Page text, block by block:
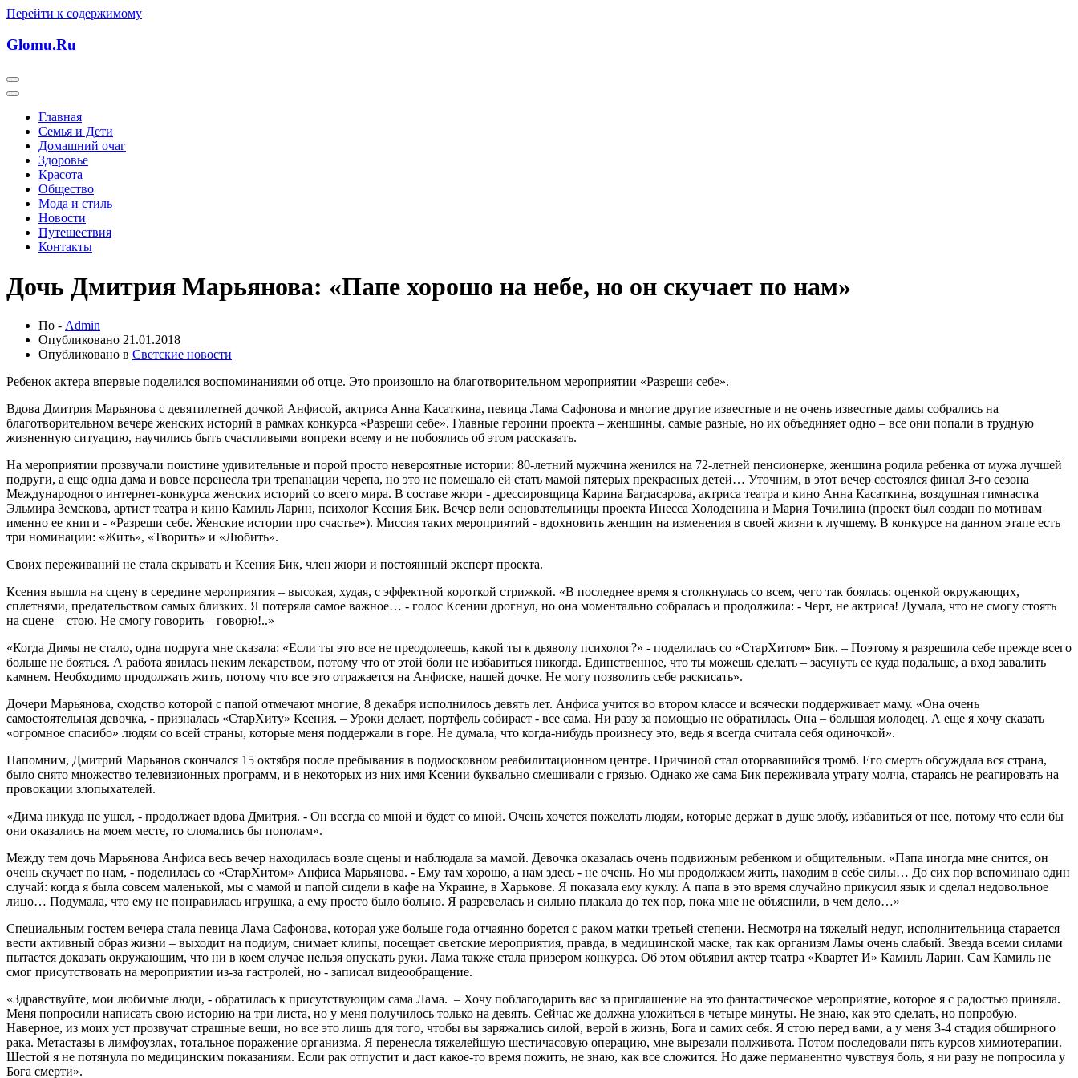
Перейти к содержимому
Glomu.Ru
Главная
Семья и Дети
Домашний очаг
Здоровье
Красота
Общество
Мода и стиль
Новости
Путешествия
Контакты
Дочь Дмитрия Марьянова: «Папе хорошо на небе, но он скучает по нам»
По - Admin
Опубликовано 21.01.2018
Опубликовано в Светские новости
Ребенок актера впервые поделился воспоминаниями об отце. Это произошло на благотворительном мероприятии «Разреши себе».
Вдова Дмитрия Марьянова с девятилетней дочкой Анфисой, актриса Анна Касаткина, певица Лама Сафонова и многие другие известные и не очень известные дамы собрались на
благотворительном вечере женских историй в рамках конкурса «Разреши себе». Главные героини проекта – женщины, самые разные, но их объединяет одно – все они попали в трудную
жизненную ситуацию, научились быть счастливыми вопреки всему и не побоялись об этом рассказать.
На мероприятии прозвучали поистине удивительные и порой просто невероятные истории: 80-летний мужчина женился на 72-летней пенсионерке, женщина родила ребенка от мужа лучшей
подруги, а еще одна дама и вовсе перенесла три трепанации черепа, но это не помешало ей стать мамой пятерых прекрасных детей… Уточним, в этот вечер состоялся финал 3-го сезона
Международного интернет-конкурса женских историй со всего мира. В составе жюри - дрессировщица Карина Багдасарова, актриса театра и кино Анна Касаткина, воздушная гимнастка
Эльмира Земскова, артист театра и кино Камиль Ларин, психолог Ксения Бик. Вечер вели основательницы проекта Инесса Холоденина и Мария Точилина (проект был создан по мотивам
именно ее книги - «Разреши себе. Женские истории про счастье»). Миссия таких мероприятий - вдохновить женщин на изменения в своей жизни к лучшему. В конкурсе на данном этапе есть
три номинации: «Жить», «Творить» и «Любить».
Своих переживаний не стала скрывать и Ксения Бик, член жюри и постоянный эксперт проекта.
Ксения вышла на сцену в середине мероприятия – высокая, худая, с эффектной короткой стрижкой. «В последнее время я столкнулась со всем, чего так боялась: оценкой окружающих,
сплетнями, предательством самых близких. Я потеряла самое важное… - голос Ксении дрогнул, но она моментально собралась и продолжила: - Черт, не актриса! Думала, что не смогу стоять
на сцене – стою. Не смогу говорить – говорю!..»
«Когда Димы не стало, одна подруга мне сказала: «Если ты это все не преодолеешь, какой ты к дьяволу психолог?» - поделилась со «СтарХитом» Бик. – Поэтому я разрешила себе прежде всего
больше не бояться. А работа явилась неким лекарством, потому что от этой боли не избавиться никогда. Единственное, что ты можешь сделать – засунуть ее куда подальше, а вход завалить
камнем. Необходимо продолжать жить, потому что все это отражается на Анфиске, нашей дочке. Не могу позволить себе раскисать».
Дочери Марьянова, сходство которой с папой отмечают многие, 8 декабря исполнилось девять лет. Анфиса учится во втором классе и всячески поддерживает маму. «Она очень
самостоятельная девочка, - призналась «СтарХиту» Ксения. – Уроки делает, портфель собирает - все сама. Ни разу за помощью не обратилась. Она – большая молодец. А еще я хочу сказать
«огромное спасибо» людям со всей страны, которые меня поддержали в горе. Не думала, что когда-нибудь произнесу это, ведь я всегда считала себя одиночкой».
Напомним, Дмитрий Марьянов скончался 15 октября после пребывания в подмосковном реабилитационном центре. Причиной стал оторвавшийся тромб. Его смерть обсуждала вся страна,
было снято множество телевизионных программ, и в некоторых из них имя Ксении буквально смешивали с грязью. Однако же сама Бик переживала утрату молча, стараясь не реагировать на
провокации злопыхателей.
«Дима никуда не ушел, - продолжает вдова Дмитрия. - Он всегда со мной и будет со мной. Очень хочется пожелать людям, которые держат в душе злобу, избавиться от нее, потому что если бы
они оказались на моем месте, то сломались бы пополам».
Между тем дочь Марьянова Анфиса весь вечер находилась возле сцены и наблюдала за мамой. Девочка оказалась очень подвижным ребенком и общительным. «Папа иногда мне снится, он
очень скучает по нам, - поделилась со «СтарХитом» Анфиса Марьянова. - Ему там хорошо, а нам здесь - не очень. Но мы продолжаем жить, находим в себе силы… До сих пор вспоминаю один
случай: когда я была совсем маленькой, мы с мамой и папой сидели в кафе на Украине, в Харькове. Я показала ему куклу. А папа в это время случайно прикусил язык и сделал недовольное
лицо… Подумала, что ему не понравилась игрушка, а ему просто было больно. Я разревелась и сильно плакала до тех пор, пока мне не объяснили, в чем дело…»
Специальным гостем вечера стала певица Лама Сафонова, которая уже больше года отчаянно борется с раком матки третьей степени. Несмотря на тяжелый недуг, исполнительница старается
вести активный образ жизни – выходит на подиум, снимает клипы, посещает светские мероприятия, правда, в медицинской маске, так как организм Ламы очень слабый. Звезда всеми силами
пытается доказать окружающим, что ни в коем случае нельзя опускать руки. Лама также стала призером конкурса. Об этом объявил актер театра «Квартет И» Камиль Ларин. Сам Камиль не
смог присутствовать на мероприятии из-за гастролей, но - записал видеообращение.
«Здравствуйте, мои любимые люди, - обратилась к присутствующим сама Лама. – Хочу поблагодарить вас за приглашение на это фантастическое мероприятие, которое я с радостью приняла.
Меня попросили написать свою историю на три листа, но у меня получилось только на девять. Сейчас же должна уложиться в четыре минуты. Не знаю, как это сделать, но попробую.
Наверное, из моих уст прозвучат страшные вещи, но все это лишь для того, чтобы вы заряжались силой, верой в жизнь, Бога и самих себя. Я стою перед вами, а у меня 3-4 стадия обширного
рака. Метастазы в лимфоузлах, тотальное поражение организма. Я перенесла тяжелейшую шестичасовую операцию, мне вырезали полживота. Потом последовали пять курсов химиотерапии.
Шестой я не потянула по медицинским показаниям. Если рак отпустит и даст какое-то время пожить, не знаю, как все сложится. Но даже перманентно чувствуя боль, я ни разу не попросила у
Бога смерти».